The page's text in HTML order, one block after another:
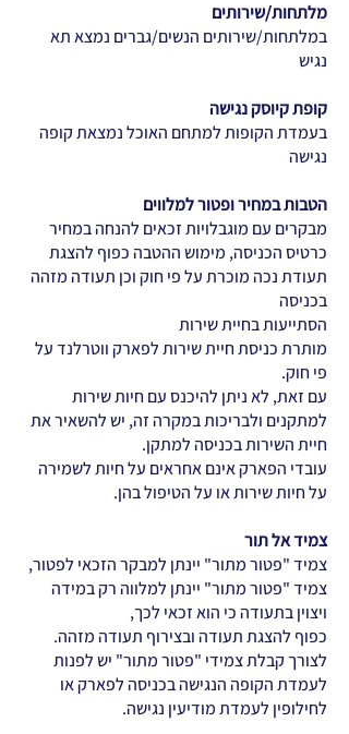
מלתחות/שירותים
במלתחות/שירותים הנשים/גברים נמצא תא
נגיש
קופת קיוסק נגישה
בעמדת הקופות למתחם האוכל נמצאת קופה
נגישה
הטבות במחיר ופטור למלווים
מבקרים עם מוגבלויות זכאים להנחה במחיר
כרטיס הכניסה, מימוש ההטבה כפוף להצגת
תעודת נכה מוכרת על פי חוק וכן תעודה מזהה
בכניסה
הסתייעות בחיית שירות
מותרת כניסת חיית שירות לפארק ווטרלנד על
פי חוק.
עם זאת, לא ניתן להיכנס עם חיות שירות
למתקנים ולבריכות במקרה זה, יש להשאיר את
חיית השירות בכניסה למתקן.
עובדי הפארק אינם אחראים על חיות לשמירה
על חיות שירות או על הטיפול בהן.
צמיד אל תור
צמיד "פטור מתור" יינתן למבקר הזכאי לפטור,
צמיד "פטור מתור" יינתן למלווה רק במידה
ויצוין בתעודה כי הוא זכאי לכך,
כפוף להצגת תעודה ובצירוף תעודה מזהה.
לצורך קבלת צמידי "פטור מתור" יש לפנות
לעמדת הקופה הנגישה בכניסה לפארק או
לחילופין לעמדת מודיעין נגישה.